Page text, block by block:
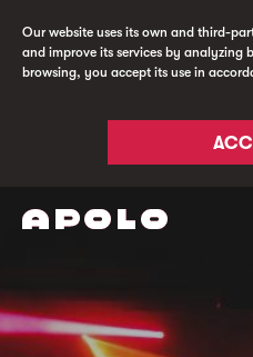
Our website uses its own and third-
and improve its services by analyzing
browsing, you accept its use in